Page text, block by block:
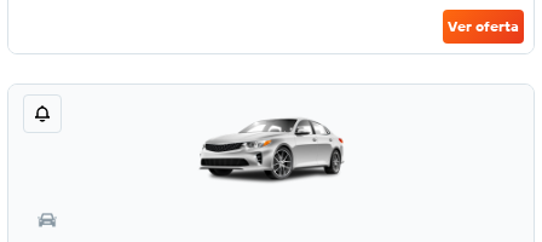
Ver oferta